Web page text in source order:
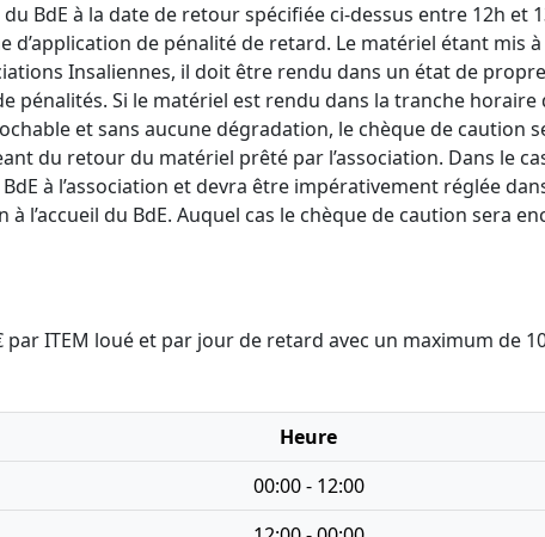
BdE à la date de retour spécifiée ci-dessus entre 12h et
d’application de pénalité de retard. Le matériel étant mis à
Insaliennes, il doit être rendu dans un état de
pénalités. Si le matériel est rendu dans la tranche horaire
et sans aucune dégradation, le chèque de caution
du retour du matériel prêté par l’association. Dans le
à l’association et devra être impérativement réglée
à l’accueil du BdE. Auquel cas le chèque de caution sera
ITEM loué et par jour de retard avec un maximum de
Heure
00:00 - 12:00